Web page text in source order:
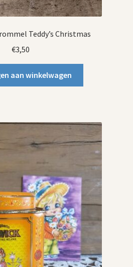
Teddy’s Christmas
€3,50
aan winkelwagen